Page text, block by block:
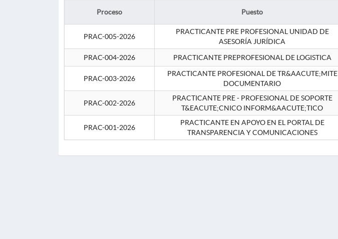
Proceso Puesto
PRAC-005-2026
PRACTICANTE PRE PROFESIONAL UNIDAD DE
ASESORÍA JURÍDICA
PRAC-004-2026 PRACTICANTE PREPROFESIONAL DE LOGISTICA
PRAC-003-2026
PRACTICANTE PROFESIONAL DE TR&AACUTE;MITE
DOCUMENTARIO
PRAC-002-2026
PRACTICANTE PRE - PROFESIONAL DE SOPORTE
T&EACUTE;CNICO INFORM&AACUTE;TICO
PRAC-001-2026
PRACTICANTE EN APOYO EN EL PORTAL DE
TRANSPARENCIA Y COMUNICACIONES